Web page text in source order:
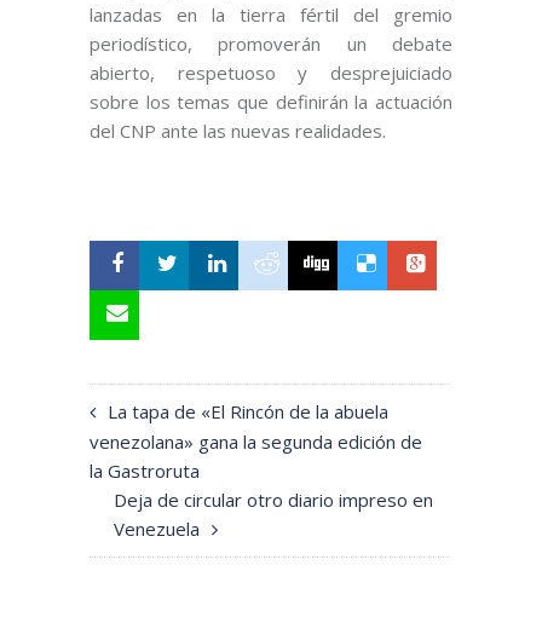
lanzadas en la tierra fértil del gremio
periodístico, promoverán un debate
abierto, respetuoso y desprejuiciado
sobre los temas que definirán la actuación
del CNP ante las nuevas realidades.
La tapa de «El Rincón de la abuela
venezolana» gana la segunda edición de
la Gastroruta
Deja de circular otro diario impreso en
Venezuela